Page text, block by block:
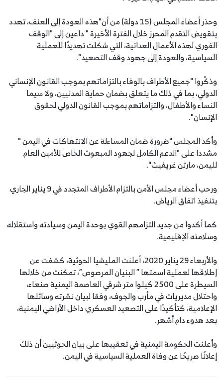
وحذر أعضاء المجلس (15 دولة) من أن"هذه العودة إلى العنف، تهدد
بتقويض التقدم المحرز خلال الفترة الأخيرة " داعين إلى "الوقف
الفوري لهذه الأعمال العدائية، التي شكلت تهديدًا للعملية
السياسية، والعودة إلى جهود وقف التصعيد".
وذكّروا "جميع الأطراف بالوفاء بالتزاماتهم بموجب القانون الإنساني
الدولي، بما في ذلك ما يتعلق بضمان حماية المدنيين، ولا سيما
النساء والأطفال، والتزاماتهم بموجب القانون الدولي لحقوق
الإنسان".
وأكد المجلس "ضرورة ضمان المساءلة عن الانتهاكات في اليمن "
مشددا على "الدعم الكامل لجهود المبعوث الخاص للأمين العام
لليمن، مارتن غريفيث".
ورحب أعضاء مجلس الأمن بالتزام الأطراف المتجدد في 9 يناير الجاري
بتنفيذ اتفاق الرياض.
كما أكدوا من جديد التزامهم القوي بوحدة اليمن وسيادته واستقلاله
وسلامته الإقليمية.
والأربعاء 29 يناير 2020، أعلنت المليشيا الحوثية، كشفت عن
إطلاقها لعملية اسمتها ” البنيان المرصوص”، تمكنت من خلالها
السيطرة على 2500 كيلوا متر شرقي العاصمة اليمنية صنعاء،
واحتلال مديريات في مأرب والجوف، وفقا لبيان نشرته وسائلها
الإعلامية، كتأكيدًا على التصعيد العسكري داخل الأراضي اليمنية،
بعد هدوء دام أشهر.
وأعلنت الحكومة اليمنية في تعقيبها على بيان الحوثيين أن ذلك
إعلانًا صريحًا عن وفاة العملية السياسية في اليمن.